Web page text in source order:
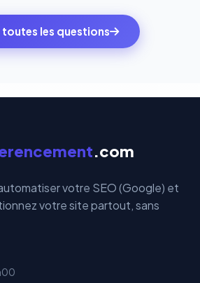
— sans perdre vos données ni
bancaires ne transitent jamais
elles sont gérées directement et
toutes les questions
.com
votre SEO (Google) et
votre site partout, sans